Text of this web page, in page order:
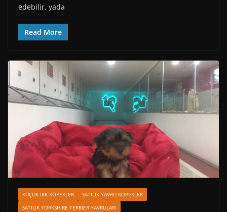
edebilir, yada
Read More
KÜÇÜK IRK KÖPEKLER
SATILIK YAVRU KÖPEKLER
SATILIK YORKSHIRE TERRIER YAVRULARI